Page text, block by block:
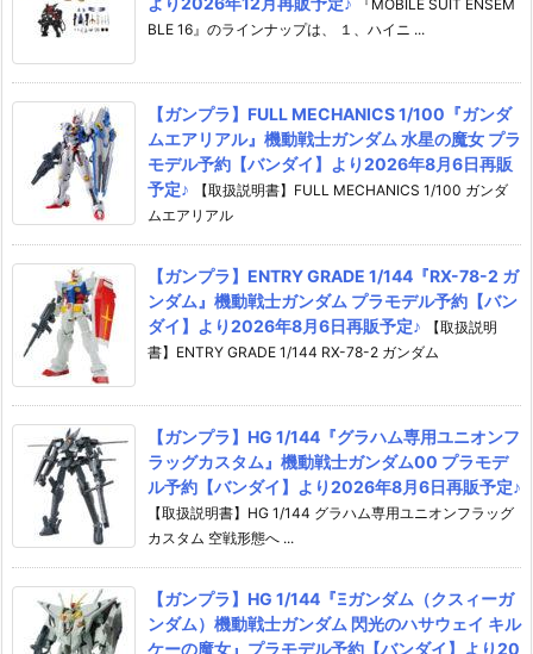
『MOBILE SUIT ENSEM
BLE 16』のラインナップは、 １、ハイニ ...
【ガンプラ】FULL MECHANICS 1/100『ガンダ
ムエアリアル』機動戦士ガンダム 水星の魔女 プラ
モデル予約【バンダイ】より2026年8月6日再販
予定♪
【取扱説明書】FULL MECHANICS 1/100 ガンダ
ムエアリアル
【ガンプラ】ENTRY GRADE 1/144『RX-78-2 ガ
ンダム』機動戦士ガンダム プラモデル予約【バン
ダイ】より2026年8月6日再販予定♪
【取扱説明
書】ENTRY GRADE 1/144 RX-78-2 ガンダム
【ガンプラ】HG 1/144『グラハム専用ユニオンフ
ラッグカスタム』機動戦士ガンダム00 プラモデ
ル予約【バンダイ】より2026年8月6日再販予定♪
【取扱説明書】HG 1/144 グラハム専用ユニオンフラッグ
カスタム 空戦形態へ ...
【ガンプラ】HG 1/144『Ξガンダム（クスィーガ
ンダム）機動戦士ガンダム 閃光のハサウェイ キル
ケーの魔女』プラモデル予約【バンダイ】より20